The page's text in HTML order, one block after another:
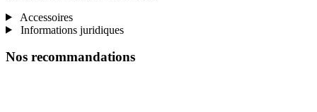
Accessoires
Informations juridiques
Nos recommandations